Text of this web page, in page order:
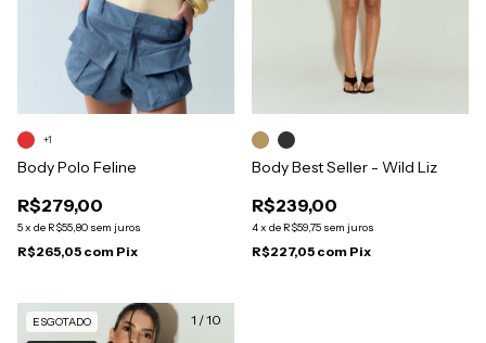
Body Polo Feline
R$279,00
5x de R$55,80 sem juros
R$265,05 com Pix
+1
Body Best Seller - Wild Liz
R$239,00
4x de R$59,75 sem juros
R$227,05 com Pix
1 /10
ESGOTADO